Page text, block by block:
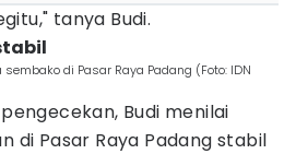
tanya Budi.
di Pasar Raya Padang (Foto: IDN
Budi menilai
di Pasar Raya Padang stabil